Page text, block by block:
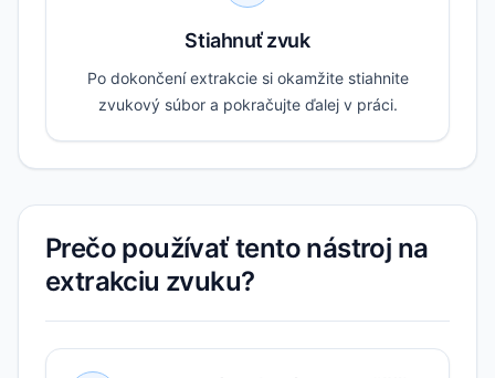
Stiahnuť zvuk
Po dokončení extrakcie si okamžite stiahnite
zvukový súbor a pokračujte ďalej v práci.
Prečo používať tento nástroj na
extrakciu zvuku?